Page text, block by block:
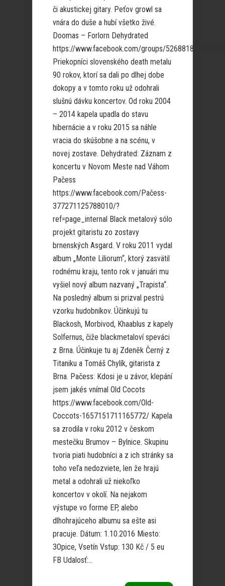
či akustickej gitary. Peťov growl sa
vnára do duše a hubí všetko živé.
Doomas – Forlorn Dehydrated
https://www.facebook.com/groups/
Priekopníci slovenského death metalu
90 rokov, ktorí sa dali po dlhej dobe
dokopy a v tomto roku už odohrali
slušnú dávku koncertov. Od roku 2004
– 2014 kapela upadla do stavu
hibernácie a v roku 2015 sa náhle
vracia do skúšobne a na scénu, v
novej zostave. Dehydrated: Záznam z
koncertu v Novom Meste nad Váhom
Pačess
https://www.facebook.com/Pačess-
377271125788010/?
ref=page_internal Black metalový sólo
projekt gitaristu zo zostavy
brnenských Asgard. V roku 2011 vydal
album „Monte Liliorum“, ktorý zasvätil
rodnému kraju, tento rok v januári mu
vyšiel nový album nazvaný „Trapista“.
Na posledný album si prizval pestrú
vzorku hudobníkov. Účinkujú tu
Blackosh, Morbivod, Khaablus z kapely
Solfernus, čiže blackmetaloví speváci
z Brna. Účinkuje tu aj Zdeněk Černý z
Titaniku a Tomáš Chylík, gitarista z
Brna. Pačess: Kdosi je u závor, klepání
jsem jakés vnímal Old Cocots
https://www.facebook.com/Old-
Coccots-1657151711165772/ Kapela
sa zrodila v roku 2012 v českom
mestečku Brumov – Bylnice. Skupinu
tvoria piati hudobníci a z ich stránky sa
toho veľa nedozviete, len že hrajú
metal a odohrali už niekoľko
koncertov v okolí. Na nejakom
výstupe vo forme EP, alebo
dlhohrajúceho albumu sa ešte asi
pracuje. Dátum: 1.10.2016 Miesto:
3Opice, Vsetín Vstup: 130 Kč / 5 eu
FB Udalosť:...